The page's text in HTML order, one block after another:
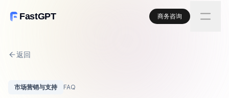
FastGPT 商务咨询
返回
市场营销与支持 FAQ